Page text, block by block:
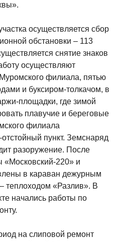
осуществляется сбор
обстановки – 113
снятие знаков
осуществляют
филиала, пятью
и буксиром-толкачом, в
площадки, где зимой
плавучие и береговые
филиала
пункт. Земснаряд
разоружение. После
«Московский-220» и
в караван дежурным
теплоходом «Разлив». В
начались работы по
на слиповой ремонт